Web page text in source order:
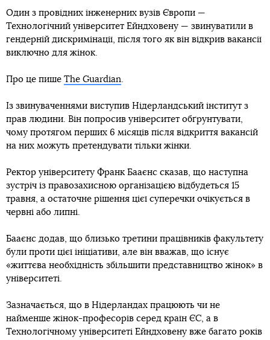
Один з провідних інженерних вузів Європи —
Технологічний університет Ейндховену — звинуватили в
гендерній дискримінації, після того як він відкрив вакансії
виключно для жінок.
Про це пише The Guardian.
Із звинуваченнями виступив Нідерландський інститут з
прав людини. Він попросив університет обґрунтувати,
чому протягом перших 6 місяців після відкриття вакансій
на них можуть претендувати тільки жінки.
Ректор університету Франк Бааєнс сказав, що наступна
зустріч із правозахисною організацією відбудеться 15
травня, а остаточне рішення цієї суперечки очікується в
червні або липні.
Бааєнс додав, що близько третини працівників факультету
були проти цієї ініціативи, але він вважав, що існує
«життєва необхідність збільшити представництво жінок» в
університеті.
Зазначається, що в Нідерландах працюють чи не
найменше жінок-професорів серед країн ЄС, а в
Технологічному університеті Ейндховену вже багато років